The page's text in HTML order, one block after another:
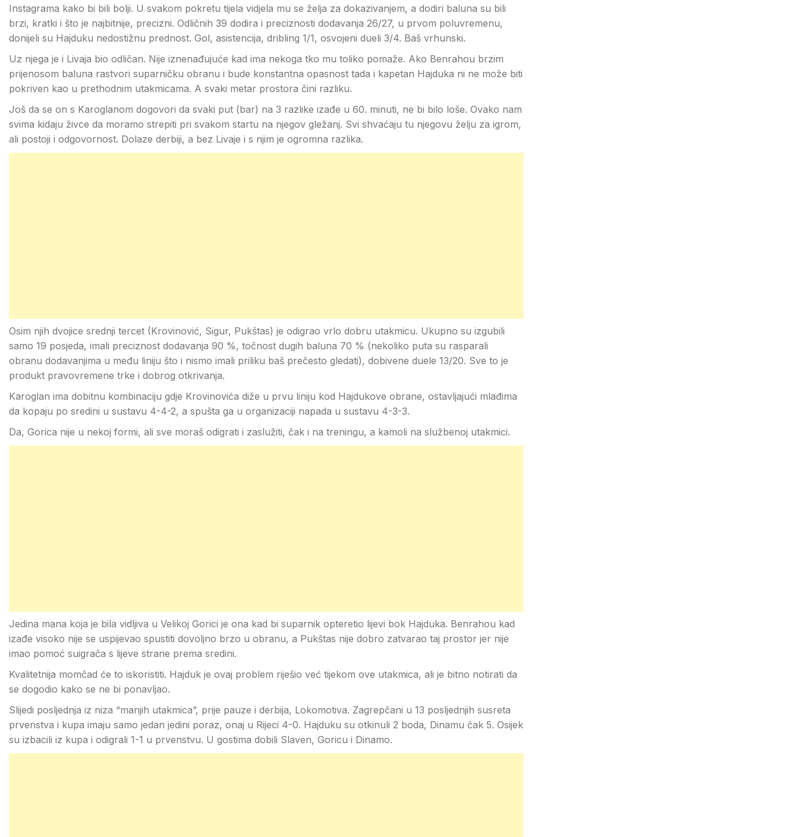
Instagrama kako bi bili bolji. U svakom pokretu tijela vidjela mu se želja za dokazivanjem, a dodiri baluna su bili
brzi, kratki i što je najbitnije, precizni. Odličnih 39 dodira i preciznosti dodavanja 26/27, u prvom poluvremenu,
donijeli su Hajduku nedostižnu prednost. Gol, asistencija, dribling 1/1, osvojeni dueli 3/4. Baš vrhunski.
Uz njega je i Livaja bio odličan. Nije iznenađujuće kad ima nekoga tko mu toliko pomaže. Ako Benrahou brzim
prijenosom baluna rastvori suparničku obranu i bude konstantna opasnost tada i kapetan Hajduka ni ne može biti
pokriven kao u prethodnim utakmicama. A svaki metar prostora čini razliku.
Još da se on s Karoglanom dogovori da svaki put (bar) na 3 razlike izađe u 60. minuti, ne bi bilo loše. Ovako nam
svima kidaju živce da moramo strepiti pri svakom startu na njegov gležanj. Svi shvaćaju tu njegovu želju za igrom,
ali postoji i odgovornost. Dolaze derbiji, a bez Livaje i s njim je ogromna razlika.
Osim njih dvojice srednji tercet (Krovinović, Sigur, Pukštas) je odigrao vrlo dobru utakmicu. Ukupno su izgubili
samo 19 posjeda, imali preciznost dodavanja 90 %, točnost dugih baluna 70 % (nekoliko puta su rasparali
obranu dodavanjima u među liniju što i nismo imali priliku baš prečesto gledati), dobivene duele 13/20. Sve to je
produkt pravovremene trke i dobrog otkrivanja.
Karoglan ima dobitnu kombinaciju gdje Krovinovića diže u prvu liniju kod Hajdukove obrane, ostavljajući mlađima
da kopaju po sredini u sustavu 4-4-2, a spušta ga u organizaciji napada u sustavu 4-3-3.
Da, Gorica nije u nekoj formi, ali sve moraš odigrati i zaslužiti, čak i na treningu, a kamoli na službenoj utakmici.
Jedina mana koja je bila vidljiva u Velikoj Gorici je ona kad bi suparnik opteretio lijevi bok Hajduka. Benrahou kad
izađe visoko nije se uspijevao spustiti dovoljno brzo u obranu, a Pukštas nije dobro zatvarao taj prostor jer nije
imao pomoć suigrača s lijeve strane prema sredini.
Kvalitetnija momčad će to iskoristiti. Hajduk je ovaj problem riješio već tijekom ove utakmica, ali je bitno notirati da
se dogodio kako se ne bi ponavljao.
Slijedi posljednja iz niza “manjih utakmica”, prije pauze i derbija, Lokomotiva. Zagrepčani u 13 posljednjih susreta
prvenstva i kupa imaju samo jedan jedini poraz, onaj u Rijeci 4-0. Hajduku su otkinuli 2 boda, Dinamu čak 5. Osijek
su izbacili iz kupa i odigrali 1-1 u prvenstvu. U gostima dobili Slaven, Goricu i Dinamo.